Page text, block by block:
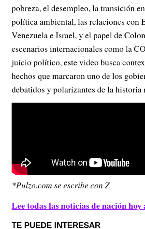
pobreza, el desempleo, la transición
política ambiental, las relaciones con
Venezuela e Israel, y el papel de
escenarios internacionales como la
juicio político, este video busca
hechos que marcaron uno de los
debatidos y polarizantes de la historia
*Pulzo.com se escribe con Z
Lee todas las noticias de nación hoy